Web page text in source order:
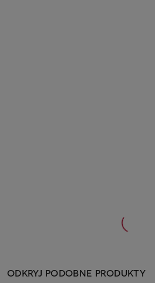
ODKRYJ PODOBNE PRODUKTY